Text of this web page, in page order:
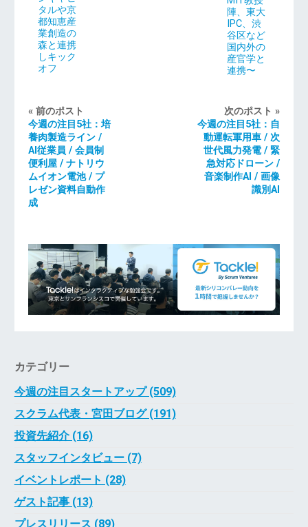
タルや京
都知恵産
業創造の
森と連携
しキック
オフ
陣、東大
IPC、渋
谷区など
国内外の
産官学と
連携〜
« 前のポスト
今週の注目5社：培
養肉製造ライン /
AI従業員 / 会員制
便利屋 / ナトリウ
ムイオン電池 / プ
レゼン資料自動作
成
次のポスト »
今週の注目5社：自
動運転軍用車 / 次
世代風力発電 / 緊
急対応ドローン /
音楽制作AI / 画像
識別AI
カテゴリー
今週の注目スタートアップ (509)
スクラム代表・宮田ブログ (191)
投資先紹介 (16)
スタッフインタビュー (7)
イベントレポート (28)
ゲスト記事 (13)
プレスリリース (89)